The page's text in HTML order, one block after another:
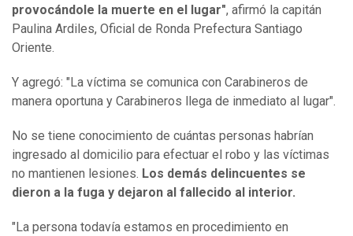
provocándole la muerte en el lugar", afirmó la capitán
Paulina Ardiles, Oficial de Ronda Prefectura Santiago
Oriente.
Y agregó: "La víctima se comunica con Carabineros de
manera oportuna y Carabineros llega de inmediato al lugar".
No se tiene conocimiento de cuántas personas habrían
ingresado al domicilio para efectuar el robo y las víctimas
no mantienen lesiones. Los demás delincuentes se
dieron a la fuga y dejaron al fallecido al interior.
"La persona todavía estamos en procedimiento en